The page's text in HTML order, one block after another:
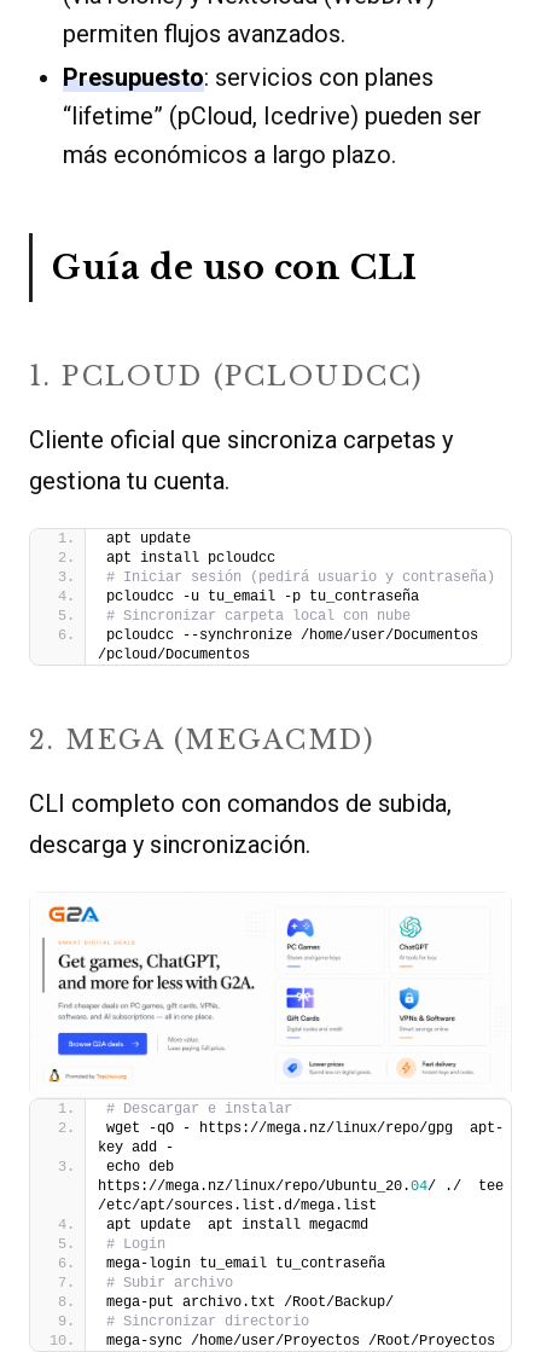
permiten flujos avanzados.
Presupuesto: servicios con planes
“lifetime” (pCloud, Icedrive) pueden ser
más económicos a largo plazo.
Guía de uso con CLI
1. PCLOUD (PCLOUDCC)
Cliente oficial que sincroniza carpetas y
gestiona tu cuenta.
apt update
apt install pcloudcc
# Iniciar sesión (pedirá usuario y contraseña)
pcloudcc -u tu_email -p tu_contraseña
# Sincronizar carpeta local con nube
pcloudcc --synchronize /home/user/Documentos
/pcloud/Documentos
2. MEGA (MEGACMD)
CLI completo con comandos de subida,
descarga y sincronización.
# Descargar e instalar
wget -qO - https://mega.nz/linux/repo/gpg  apt-
key add -
echo deb
https://mega.nz/linux/repo/Ubuntu_20.04/ ./  tee
/etc/apt/sources.list.d/mega.list
apt update  apt install megacmd
# Login
mega-login tu_email tu_contraseña
# Subir archivo
mega-put archivo.txt /Root/Backup/
# Sincronizar directorio
mega-sync /home/user/Proyectos /Root/Proyectos